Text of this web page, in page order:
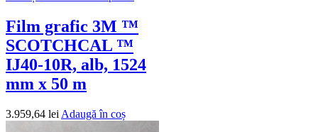
Film grafic 3M ™
SCOTCHCAL ™
IJ40-10R, alb, 1524
mm x 50 m
3.959,64 lei Adaugă în coș